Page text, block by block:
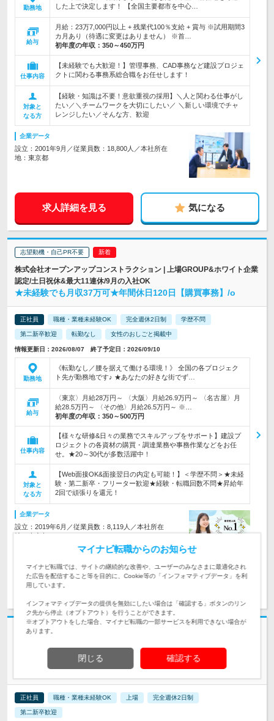
勤務地
した上で決定します！ 【全国主要都市を中心…
給与
月給：23万7,000円以上 + 残業代100％支給 + 賞与 ※試用期間3
カ月あり（待遇に変更はありません） ※首…
初年度の年収： 350～450万円
仕事内容
【未経験でも大歓迎！】管理事務、CAD事務など建設プロジェ
クトに関わる事務系総合職をお任せします！
対象と
なる方
【経験・知識は不要！意欲重視の採用】＼人と関わる仕事がし
たい／＼チームワークを大切にしたい／ ＼新しい環境でチャ
レンジしたい／そんな方、歓迎
企業データ
設立：2001年9月／従業員数：18,800人／本社所在
地：東京都
求人詳細を見る 気になる
志望動機・自己PR不要
株式会社オープンアップコンストラクション | 上場GROUP&ホワイト企業
認定/土日祝休&最大11連休/9月の入社OK
★未経験でも月収37万可★年間休日120日【購買事務】/o
正社員 職種・業種未経験OK 完全週休2日制 学歴不問
第二新卒歓迎 転勤なし 女性のおしごと掲載中
情報更新日：2026/08/07 終了予定日：2026/09/10
勤務地
《転勤なし／腰を据えて働ける環境！》 全国の各プロジェク
ト先が勤務地です♪ ★あなたの好きな街でず…
給与
〈東京〉月給28万円～ 〈大阪〉月給26.9万円～ 〈名古屋〉月
給28.5万円～ 〈その他〉月給26.5万円～ ※…
初年度の年収： 350～500万円
仕事内容
【様々な研修&日々の業務でスキルアップをサポート】建設プ
ロジェクトの各資材の購買・調達業務や事務作業などをお任
せ。★20～30代が多数活躍中！
対象と
なる方
【Web面接OK&面接翌日の内定も可能！】＜学歴不問＞★未経
験・第二新卒・フリーター歓迎★経験・転職回数不問★昇給年
2回で頑張りを還元！
企業データ
設立：2019年6月／従業員数：8,119人／本社所在
地：東京都
求人詳細を見る
志望動機・自己PR不要
株式会社レント | 【東証スタンダード市場へ上場】年間休日125日/完全週
未経験歓迎/レンタル機材の【営業職】ノルマなし/賞与6.6ヶ月
正社員 職種・業種未経験OK 上場 完全週休2日制
第二新卒歓迎
マイナビ転職からのお知らせ
マイナビ転職では、サイトの継続的な改善や、ユーザーのみなさまに最適化され
た広告を配信すること等を目的に、Cookie等の「インフォマティブデータ」を利
用しています。
インフォマティブデータの提供を無効にしたい場合は「確認する」ボタンのリン
ク先から停止（オプトアウト）を行うことができます。
※オプトアウトをした場合、マイナビ転職の一部サービスを利用できない場合が
あります。
閉じる 確認する